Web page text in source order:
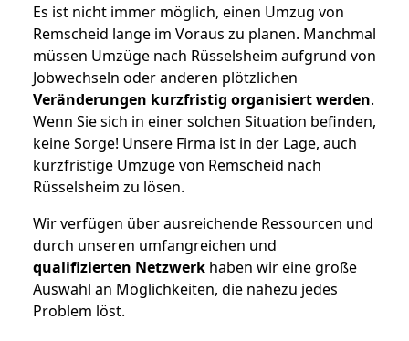
Es ist nicht immer möglich, einen Umzug von
Remscheid lange im Voraus zu planen. Manchmal
müssen Umzüge nach Rüsselsheim aufgrund von
Jobwechseln oder anderen plötzlichen
Veränderungen kurzfristig organisiert werden.
Wenn Sie sich in einer solchen Situation befinden,
keine Sorge! Unsere Firma ist in der Lage, auch
kurzfristige Umzüge von Remscheid nach
Rüsselsheim zu lösen.
Wir verfügen über ausreichende Ressourcen und
durch unseren umfangreichen und
qualifizierten Netzwerk haben wir eine große
Auswahl an Möglichkeiten, die nahezu jedes
Problem löst.